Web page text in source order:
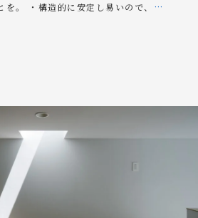
。 ・構造的に安定し易いので、 …